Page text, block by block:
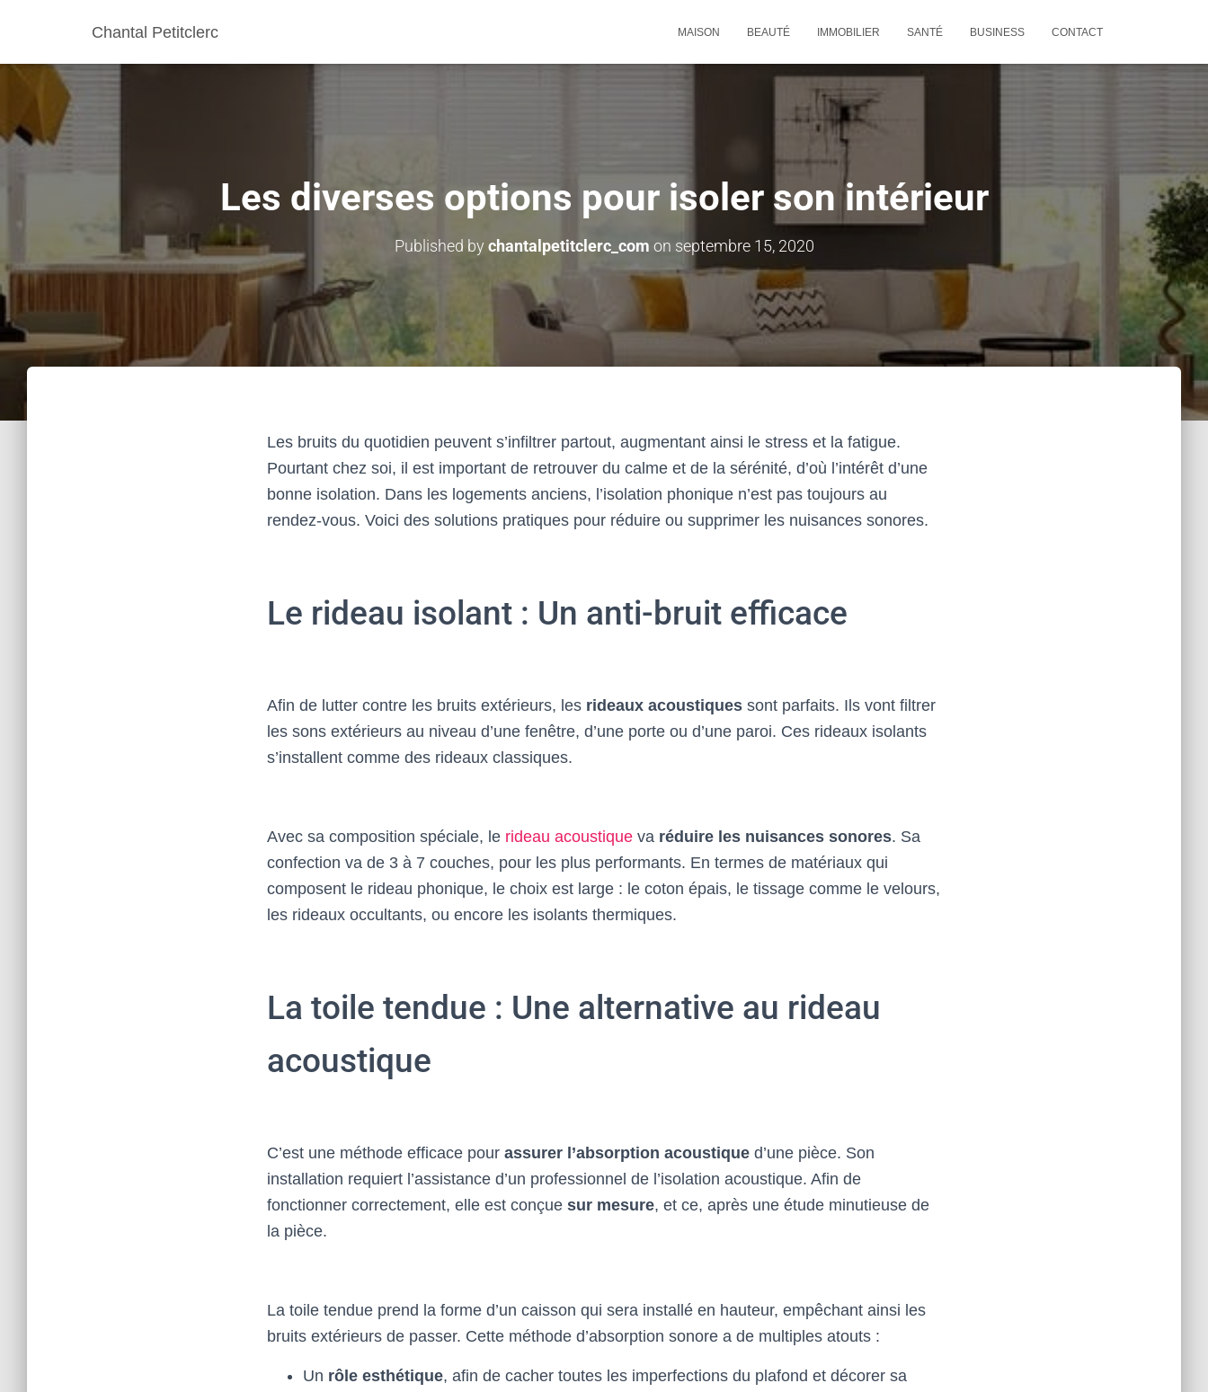
Chantal Petitclerc MAISON BEAUTÉ IMMOBILIER SANTÉ BUSINESS CONTACT
Les diverses options pour isoler son intérieur
Published bychantalpetitclerc_com on septembre 15, 2020
Les bruits du quotidien peuvent s’infiltrer partout, augmentant ainsi le stress et la fatigue.
Pourtant chez soi, il est important de retrouver du calme et de la sérénité, d’où l’intérêt d’une
bonne isolation. Dans les logements anciens, l’isolation phonique n’est pas toujours au
rendez-vous. Voici des solutions pratiques pour réduire ou supprimer les nuisances sonores.
Le rideau isolant : Un anti-bruit efficace
Afin de lutter contre les bruits extérieurs, les rideaux acoustiques sont parfaits. Ils vont filtrer
les sons extérieurs au niveau d’une fenêtre, d’une porte ou d’une paroi. Ces rideaux isolants
s’installent comme des rideaux classiques.
Avec sa composition spéciale, le rideau acoustique va réduire les nuisances sonores. Sa
confection va de 3 à 7 couches, pour les plus performants. En termes de matériaux qui
composent le rideau phonique, le choix est large : le coton épais, le tissage comme le velours,
les rideaux occultants, ou encore les isolants thermiques.
La toile tendue : Une alternative au rideau
acoustique
C’est une méthode efficace pour assurer l’absorption acoustique d’une pièce. Son
installation requiert l’assistance d’un professionnel de l’isolation acoustique. Afin de
fonctionner correctement, elle est conçue sur mesure, et ce, après une étude minutieuse de
la pièce.
La toile tendue prend la forme d’un caisson qui sera installé en hauteur, empêchant ainsi les
bruits extérieurs de passer. Cette méthode d’absorption sonore a de multiples atouts :
Un rôle esthétique, afin de cacher toutes les imperfections du plafond et décorer sa